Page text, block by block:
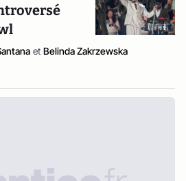
et Belinda Zakrzewska